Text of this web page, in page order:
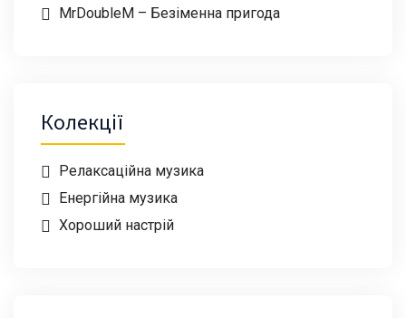
MrDoubleM – Безіменна пригода
Колекції
Релаксаційна музика
Енергійна музика
Хороший настрій